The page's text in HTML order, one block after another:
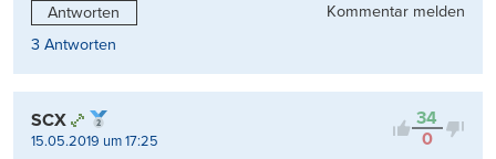
Antworten
Kommentar melden
3 Antworten
34
0
SCX
15.05.2019 um 17:25